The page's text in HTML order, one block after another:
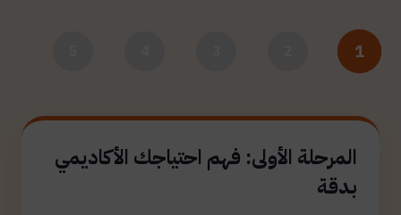
1
المرحلة الأولى: فهم احتياجك الأكاديمي
بدقة